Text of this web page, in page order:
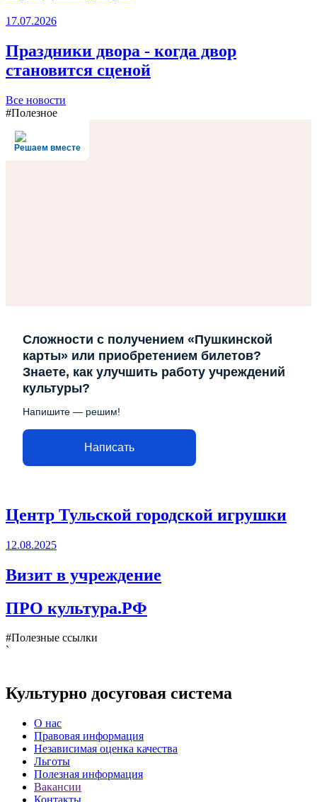
17.07.2026
Праздники двора - когда двор
становится сценой
Все новости
#Полезное
Решаем вместе
Сложности с получением «Пушкинской
карты» или приобретением билетов?
Знаете, как улучшить работу учреждений
культуры?
Напишите — решим!
Написать
Центр Тульской городской игрушки
12.08.2025
Визит в учреждение
ПРО культура.РФ
#Полезные ссылки
`
Культурно досуговая система
О нас
Правовая информация
Независимая оценка качества
Льготы
Полезная информация
Вакансии